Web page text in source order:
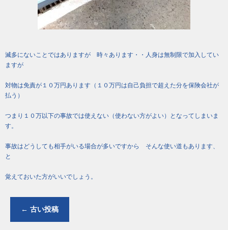
滅多にないことではありますが 時々あります・・人身は無制限で加入してい
ますが
対物は免責が１０万円あります（１０万円は自己負担で超えた分を保険会社が
払う）
つまり１０万以下の事故では使えない（使わない方がよい）となってしまいま
す。
事故はどうしても相手がいる場合が多いですから そんな使い道もあります、
と
覚えておいた方がいいでしょう。
← 古い投稿